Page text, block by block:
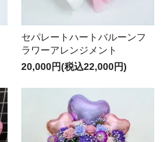
セパレートハートバルーンフ
ラワーアレンジメント
20,000円(税込22,000円)